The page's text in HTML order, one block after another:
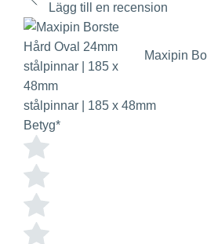
Lägg till en recension
Maxipin
stålpinnar | 185 x 48mm
Betyg*